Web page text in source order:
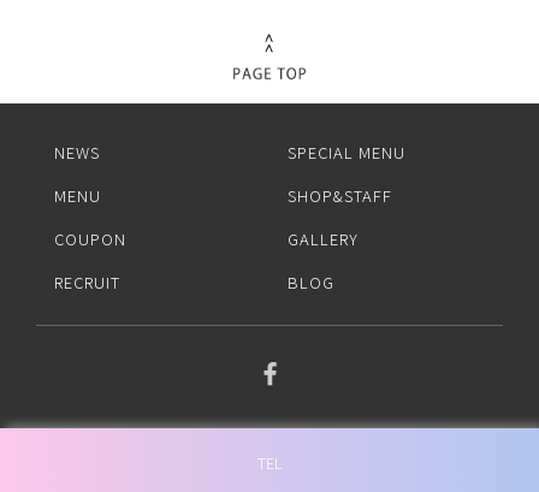
NEWS
SPECIAL MENU
MENU
SHOP&STAFF
COUPON
GALLERY
RECRUIT
BLOG
TEL